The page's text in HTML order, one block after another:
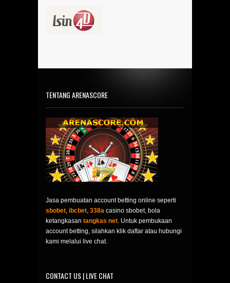
TENTANG ARENASCORE
Jasa pembuatan account betting online seperti
sbobet, ibcbet, 338a casino sbobet, bola
ketangkasan tangkas net. Untuk pembukaan
account betting, silahkan klik daftar atau hubungi
kami melalui live chat.
CONTACT US | LIVE CHAT